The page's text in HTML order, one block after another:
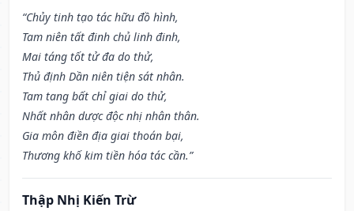
“Chủy tinh tạo tác hữu đồ hình,
Tam niên tất đinh chủ linh đinh,
Mai táng tốt tử đa do thử,
Thủ định Dần niên tiện sát nhân.
Tam tang bất chỉ giai do thử,
Nhất nhân dược độc nhị nhân thân.
Gia môn điền địa giai thoán bại,
Thương khố kim tiền hóa tác cần.”
Thập Nhị Kiến Trừ